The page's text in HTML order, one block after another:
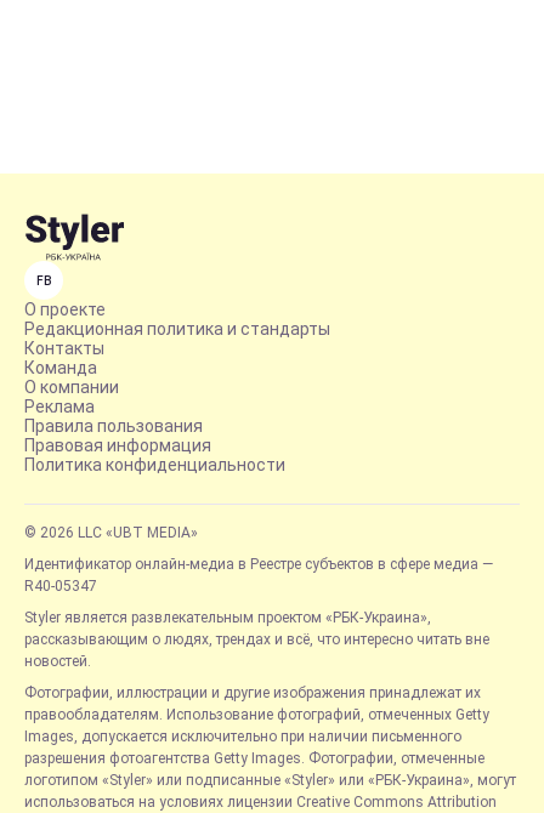
FB
О проекте
Редакционная политика и стандарты
Контакты
Команда
О компании
Реклама
Правила пользования
Правовая информация
Политика конфиденциальности
© 2026 LLC «UBT MEDIA»
Идентификатор онлайн-медиа в Реестре субъектов в сфере медиа —
R40-05347
Styler является развлекательным проектом «РБК-Украина»,
рассказывающим о людях, трендах и всё, что интересно читать вне
новостей.
Фотографии, иллюстрации и другие изображения принадлежат их
правообладателям. Использование фотографий, отмеченных Getty
Images, допускается исключительно при наличии письменного
разрешения фотоагентства Getty Images. Фотографии, отмеченные
логотипом «Styler» или подписанные «Styler» или «РБК-Украина», могут
использоваться на условиях лицензии Creative Commons Attribution